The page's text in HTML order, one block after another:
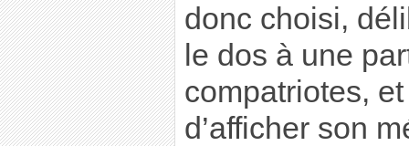
donc choisi,
le dos à une
compatriotes, et
d’afficher son